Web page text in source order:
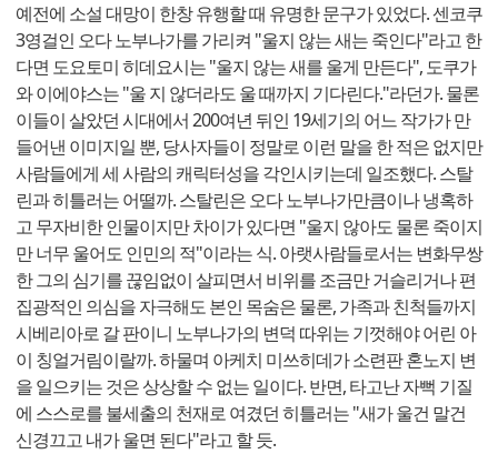
예전에 소설 대망이 한창 유행할 때 유명한 문구가 있었다. 센코쿠
3영걸인 오다 노부나가를 가리켜 "울지 않는 새는 죽인다"라고 한
다면 도요토미 히데요시는 "울지 않는 새를 울게 만든다", 도쿠가
와 이에야스는 "울 지 않더라도 울 때까지 기다린다."라던가. 물론
이들이 살았던 시대에서 200여년 뒤인 19세기의 어느 작가가 만
들어낸 이미지일 뿐, 당사자들이 정말로 이런 말을 한 적은 없지만
사람들에게 세 사람의 캐릭터성을 각인시키는데 일조했다. 스탈
린과 히틀러는 어떨까. 스탈린은 오다 노부나가만큼이나 냉혹하
고 무자비한 인물이지만 차이가 있다면 "울지 않아도 물론 죽이지
만 너무 울어도 인민의 적"이라는 식. 아랫사람들로서는 변화무쌍
한 그의 심기를 끊임없이 살피면서 비위를 조금만 거슬리거나 편
집광적인 의심을 자극해도 본인 목숨은 물론, 가족과 친척들까지
시베리아로 갈 판이니 노부나가의 변덕 따위는 기껏해야 어린 아
이 칭얼거림이랄까. 하물며 아케치 미쓰히데가 소련판 혼노지 변
을 일으키는 것은 상상할 수 없는 일이다. 반면, 타고난 자뻑 기질
에 스스로를 불세출의 천재로 여겼던 히틀러는 "새가 울건 말건
신경끄고 내가 울면 된다"라고 할 듯.